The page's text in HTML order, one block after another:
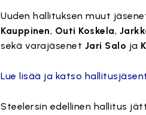
Uuden hallituksen muut
Kauppinen, Outi Koskela,
sekä varajäsenet Jari Salo ja
Lue lisää ja katso
Steelersin edellinen hallitus